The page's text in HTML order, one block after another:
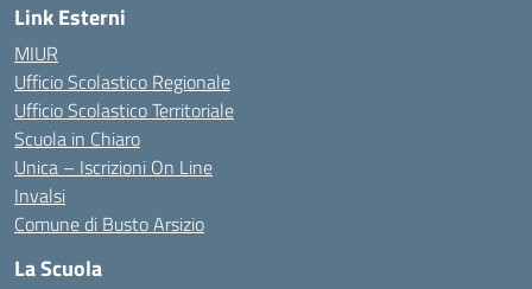
Link Esterni
MIUR
Ufficio Scolastico Regionale
Ufficio Scolastico Territoriale
Scuola in Chiaro
Unica – Iscrizioni On Line
Invalsi
Comune di Busto Arsizio
La Scuola